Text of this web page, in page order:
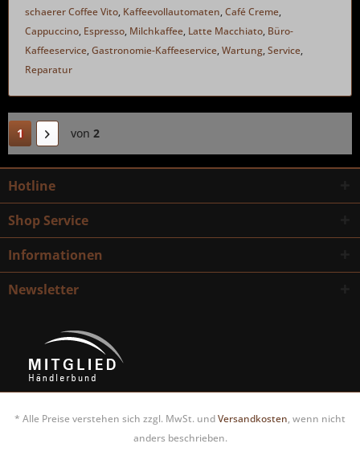
schaerer Coffee Vito, Kaffeevollautomaten,Café Creme,
Cappuccino, Espresso, Milchkaffee, Latte Macchiato, Büro-
Kaffeeservice,Gastronomie-Kaffeeservice,Wartung,Service,
Reparatur
1 von 2
Hotline
Shop Service
Informationen
Newsletter
* Alle Preise verstehen sich zzgl. MwSt. undVersandkosten, wenn nicht
anders beschrieben.